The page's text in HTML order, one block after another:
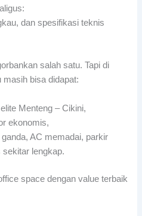
dan spesifikasi teknis
salah satu. Tapi di
masih bisa didapat:
Menteng – Cikini,
ekonomis,
AC memadai, parkir
lengkap.
space dengan value terbaik